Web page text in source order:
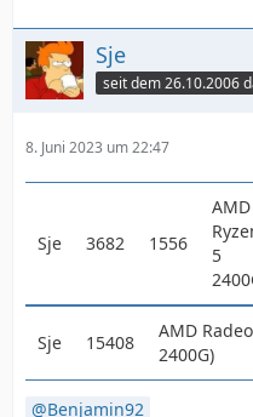
Sje
8. Juni 2023 um 22:47
Sje 3682 1556
AMD
5
Sje 15408
AMD
2400G)
Benjamin92